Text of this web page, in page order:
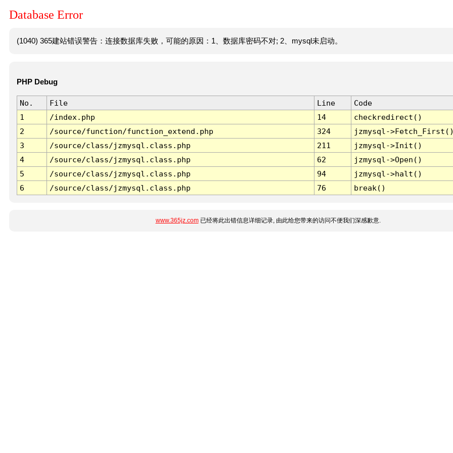
Database Error
(1040) 365建站错误警告：连接数据库失败，可能的原因：1、数据库密码不对; 2、mysql未启动。
PHP Debug
No. File Line
Code
1
/index.php 14
checkredirect()
2
/source/function/function_extend.php 324
jzmysql-
3
/source/class/jzmysql.class.php 211
jzmysql->Init()
4
/source/class/jzmysql.class.php 62
jzmysql->Open()
5
/source/class/jzmysql.class.php 94
jzmysql->halt()
6
/source/class/jzmysql.class.php 76 break()
www.365jz.com已经将此出错信息详细记录, 由此给您带来的访问不便我们深感歉意.